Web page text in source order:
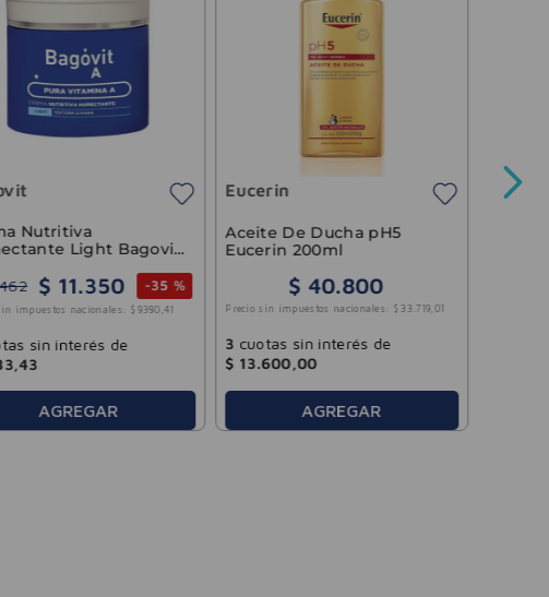
Nutritiva
Light Bagovit
462 $ 11.350 -35 %
impuestos nacionales: $ 9380 ,41
sin interés de
,43
AGREGAR
Eucerin
Aceite De Ducha pH5
Eucerin 200ml
$ 40.800
Precio sin impuestos nacionales: $ 33 .719, 01
3 cuotas sin interés de
$ 13.600 ,00
AGREGAR